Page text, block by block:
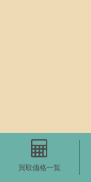
買取価格一覧